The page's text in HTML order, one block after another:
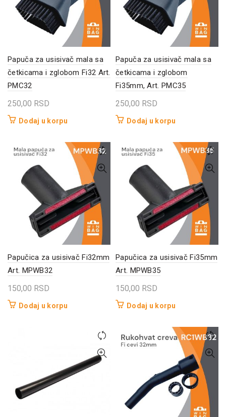
Papuča za usisivač mala sa
četkicama i zglobom Fi32 Art.
PMC32
250,00 RSD
Dodaj u korpu
Papuča za usisivač mala sa
četkicama i zglobom
Fi35mm, Art. PMC35
250,00 RSD
Dodaj u korpu
Papučica za usisivač Fi32mm
Art. MPWB32
150,00 RSD
Dodaj u korpu
Papučica za usisivač Fi35mm
Art. MPWB35
150,00 RSD
Dodaj u korpu